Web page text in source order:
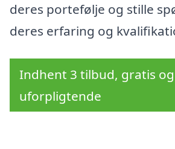
deres portefølje og stille
deres erfaring og
Indhent 3 tilbud, gratis og
uforpligtende